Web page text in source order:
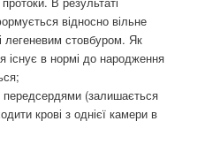
відносно вільне
легеневим стовбуром. Як
існує в нормі до народження
(залишається
крові з однієї камери в